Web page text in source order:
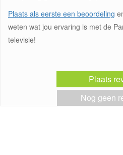
Plaats als eerste een beoordeling
weten wat jou ervaring is met de
televisie!
Plaats
Nog geen